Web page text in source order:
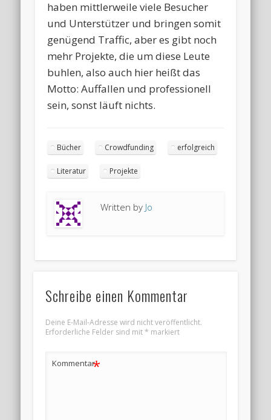
haben mittlerweile viele Besucher
und Unterstützer und bringen somit
genügend Traffic, aber es gibt noch
mehr Projekte, die um diese Leute
buhlen, also auch hier heißt das
Motto: Auffallen und professionell
sein, sonst läuft nichts.
Bücher Crowdfunding erfolgreich
Literatur Projekte
Written by Jo
Schreibe einen Kommentar
Deine E-Mail-Adresse wird nicht veröffentlicht.
Erforderliche Felder sind mit* markiert
Kommentar*